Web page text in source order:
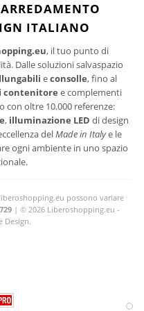
connesse all'invio delle newsletter.
personali consultare la privacy policy
ITALIANO
, il tuo punto di
Dalle soluzioni salvaspazio
econsolle, fino al
contenitore e complementi
con oltre 10.000 referenze:
, illuminazione LED di design
delMade in Italye le
ogni ambiente in uno spazio
possono variare
| © 2026 Liberoshopping.eu -
Design.